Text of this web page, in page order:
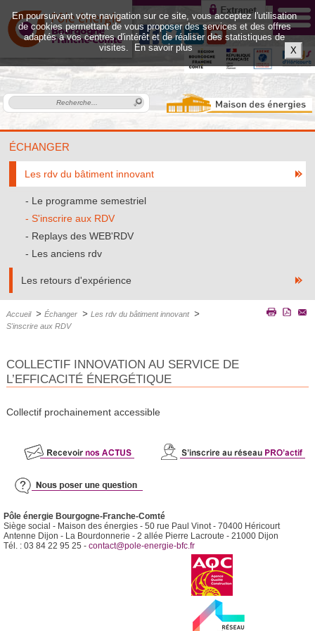
ÉCHANGER
Les rdv du bâtiment innovant
Le programme semestriel
S'inscrire aux RDV
Replays des WEB'RDV
Les anciens rdv
Les retours d'expérience
Accueil > Échanger > Les rdv du bâtiment innovant >
S'inscrire aux RDV
COLLECTIF INNOVATION AU SERVICE DE
L’EFFICACITÉ ÉNERGÉTIQUE
Collectif prochainement accessible
Pôle énergie Bourgogne-Franche-Comté
Siège social - Maison des énergies - 50 rue Paul Vinot - 70400 Héricourt
Antenne Dijon - La Bourdonnerie - 2 allée Pierre Lacroute - 21000 Dijon
Tél. : 03 84 22 95 25 - contact@pole-energie-bfc.fr
En poursuivant votre navigation sur ce site, vous acceptez l'utilisation
de cookies permettant de vous proposer des services et des offres
adaptés à vos centres d'intérêt et de réaliser des statistiques de
visites.
En savoir plus X